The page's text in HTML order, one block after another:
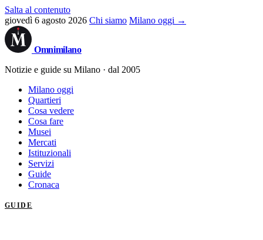
Salta al contenuto
giovedì 6 agosto 2026 Chi siamo Milano oggi →
Omnimilano
Notizie e guide su Milano · dal 2005
Milano oggi
Quartieri
Cosa vedere
Cosa fare
Musei
Mercati
Istituzionali
Servizi
Guide
Cronaca
GUIDE